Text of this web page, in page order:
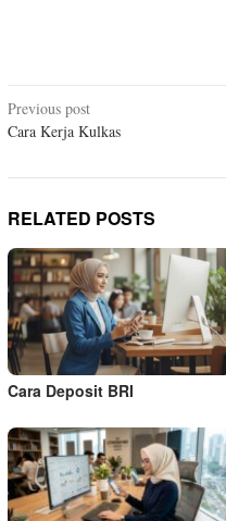
Post
navigation
Previous post
Cara Kerja Kulkas
RELATED POSTS
Cara Deposit BRI